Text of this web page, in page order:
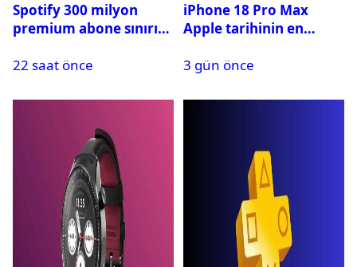
Spotify 300 milyon
premium abone sınırını
22 saat önce
iPhone 18 Pro Max
Apple tarihinin en
3 gün önce